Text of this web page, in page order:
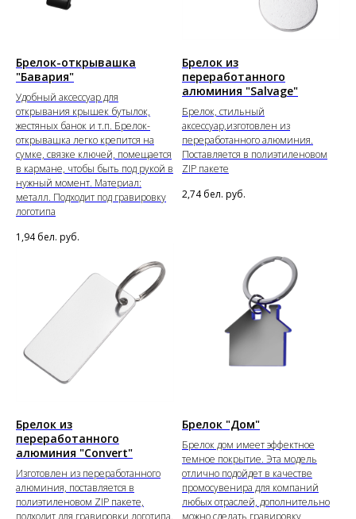
Брелок-открывашка
"Бавария"
Удобный аксессуар для
открывания крышек бутылок,
жестяных банок и т.п. Брелок-
открывашка легко крепится на
сумке, связке ключей, помещается
в кармане, чтобы быть под рукой в
нужный момент. Материал:
металл. Подходит под гравировку
логотипа
1,94 бел. руб.
Брелок из
переработанного
алюминия "Salvage"
Брелок, стильный
аксессуар,изготовлен из
переработанного алюминия.
Поставляется в полиэтиленовом
ZIP пакете
2,74 бел. руб.
Брелок из
переработанного
алюминия "Convert"
Изготовлен из переработанного
алюминия, поставляется в
полиэтиленовом ZIP пакете,
подходит для гравировки логотипа.
Брелок "Дом"
Брелок дом имеет эффектное
темное покрытие. Эта модель
отлично подойдет в качестве
промосувенира для компаний
любых отраслей, дополнительно
можно сделать гравировку